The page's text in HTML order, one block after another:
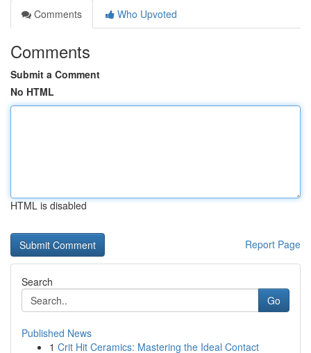
Comments
Who Upvoted
Comments
Submit a Comment
No HTML
HTML is disabled
Report Page
Search
Go
Published News
1 Crit Hit Ceramics: Mastering the Ideal Contact